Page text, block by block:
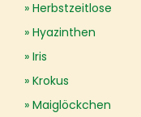
Herbstzeitlose
Hyazinthen
Iris
Krokus
Maiglöckchen